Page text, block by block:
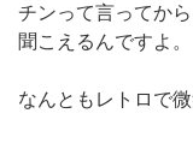
チンって言ってか
聞こえるんですよ。
なんともレトロで